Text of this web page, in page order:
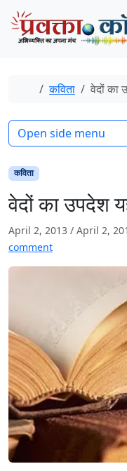
Skip to content
Skip to footer
Home
कविता वेदों का
कविता
वेदों का उपदेश
April 2, 2013 / April 2,
comment
Open side menu